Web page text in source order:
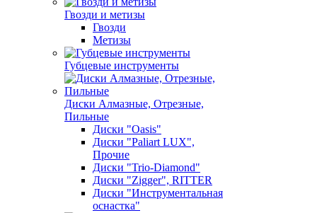
Гвозди и метизы
Гвозди
Метизы
Губцевые инструменты
Диски Алмазные, Отрезные,
Пильные
Диски "Oasis"
Диски "Paliart LUX",
Прочие
Диски "Trio-Diamond"
Диски "Zigger", RITTER
Диски "Инструментальная
оснастка"